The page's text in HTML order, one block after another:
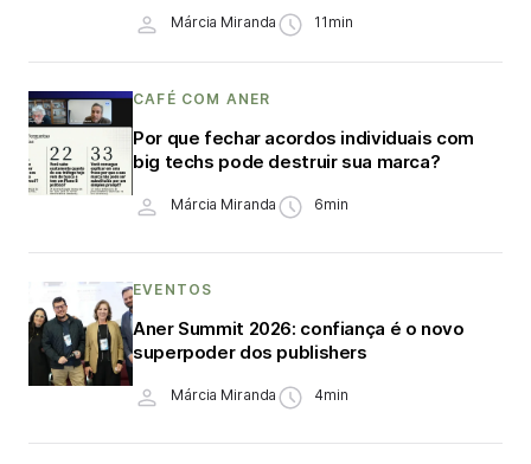
Márcia Miranda 11min
CAFÉ COM ANER
Por que fechar acordos individuais com
big techs pode destruir sua marca?
Márcia Miranda 6min
EVENTOS
Aner Summit 2026: confiança é o novo
superpoder dos publishers
Márcia Miranda 4min